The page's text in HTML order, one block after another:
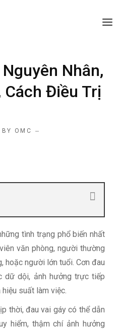
Nhân,
Điều Trị
BY OMC
tình trạng phổ biến nhất
văn phòng, người thường
hoặc người lớn tuổi. Cơn đau
dữ dội, ảnh hưởng trực tiếp
suất làm việc.
thời, đau vai gáy có thể dẫn
hiểm, thậm chí ảnh hưởng